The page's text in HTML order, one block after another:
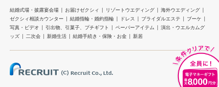
結婚式場・披露宴会場 お届けゼクシィ リゾートウエディング
海外ウエディング
ゼクシィ相談カウンター
結婚指輪・婚約指輪 ドレス ブライダルエステ
ブーケ
写真・ビデオ
引出物、引菓子、プチギフト ペーパーアイテム
演出・ウエルカムグ
ッズ
二次会 新婚生活 結婚手続き・保険・お金 新居